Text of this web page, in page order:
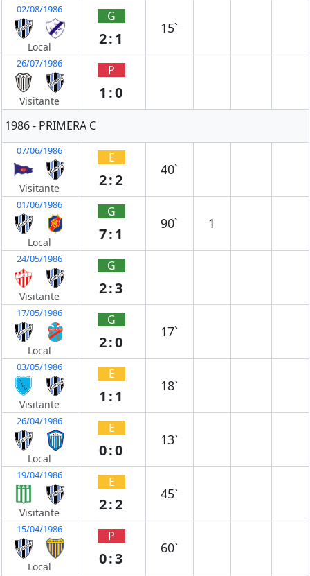
02/08/1986
Local
G
2:1
15`
26/07/1986
Visitante
P
1:0
1986 - PRIMERA C
07/06/1986
Visitante
E
2:2
40`
01/06/1986
Local
G
7:1
90` 1
24/05/1986
Visitante
G
2:3
17/05/1986
Local
G
2:0
17`
03/05/1986
Visitante
E
1:1
18`
26/04/1986
Local
E
0:0
13`
19/04/1986
Visitante
E
2:2
45`
15/04/1986
Local
P
0:3
60`